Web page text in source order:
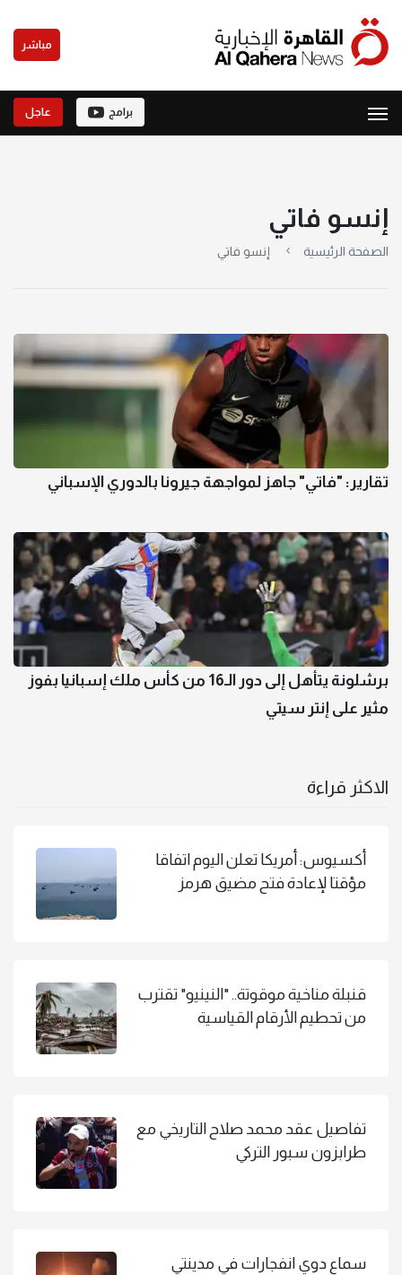
مباشر
برامج عاجل
إنسو فاتي
الصفحة الرئيسية إنسو فاتي
تقارير: "فاتي" جاهز لمواجهة جيرونا بالدوري الإسباني
برشلونة يتأهل إلى دور الـ16 من كأس ملك إسبانيا بفوز
مثير على إنتر سيتي
الاكثر قراءة
أكسيوس: أمريكا تعلن اليوم اتفاقا
مؤقتا لإعادة فتح مضيق هرمز
قنبلة مناخية موقوتة.. "النينيو" تقترب
من تحطيم الأرقام القياسية
تفاصيل عقد محمد صلاح التاريخي مع
طرابزون سبور التركي
سماع دوي انفجارات في مدينتي